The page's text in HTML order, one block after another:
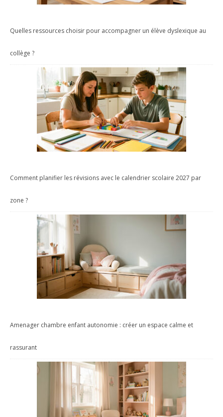
Quelles ressources choisir pour accompagner un élève dyslexique au
collège ?
Comment planifier les révisions avec le calendrier scolaire 2027 par
zone ?
Amenager chambre enfant autonomie : créer un espace calme et
rassurant